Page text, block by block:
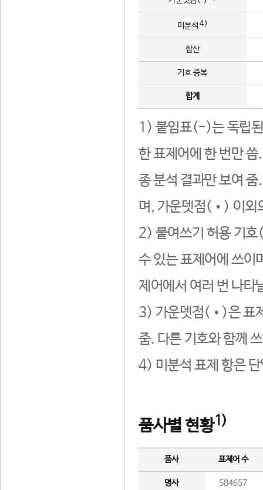
미분석 4)
합산
기호 중복
합계
1) 붙임표(-)는 독립된
한 표제어에 한 번만
종 분석 결과만 보여
며, 가운뎃점(•) 이외
2) 붙여쓰기 허용 기호
수 있는 표제어에 쓰이
제어에서 여러 번 나타
3) 가운뎃점(•)은 표
줌. 다른 기호와 함께
4) 미분석 표제 항은
품사별 현황1)
품사 표제어 수
명사 584657